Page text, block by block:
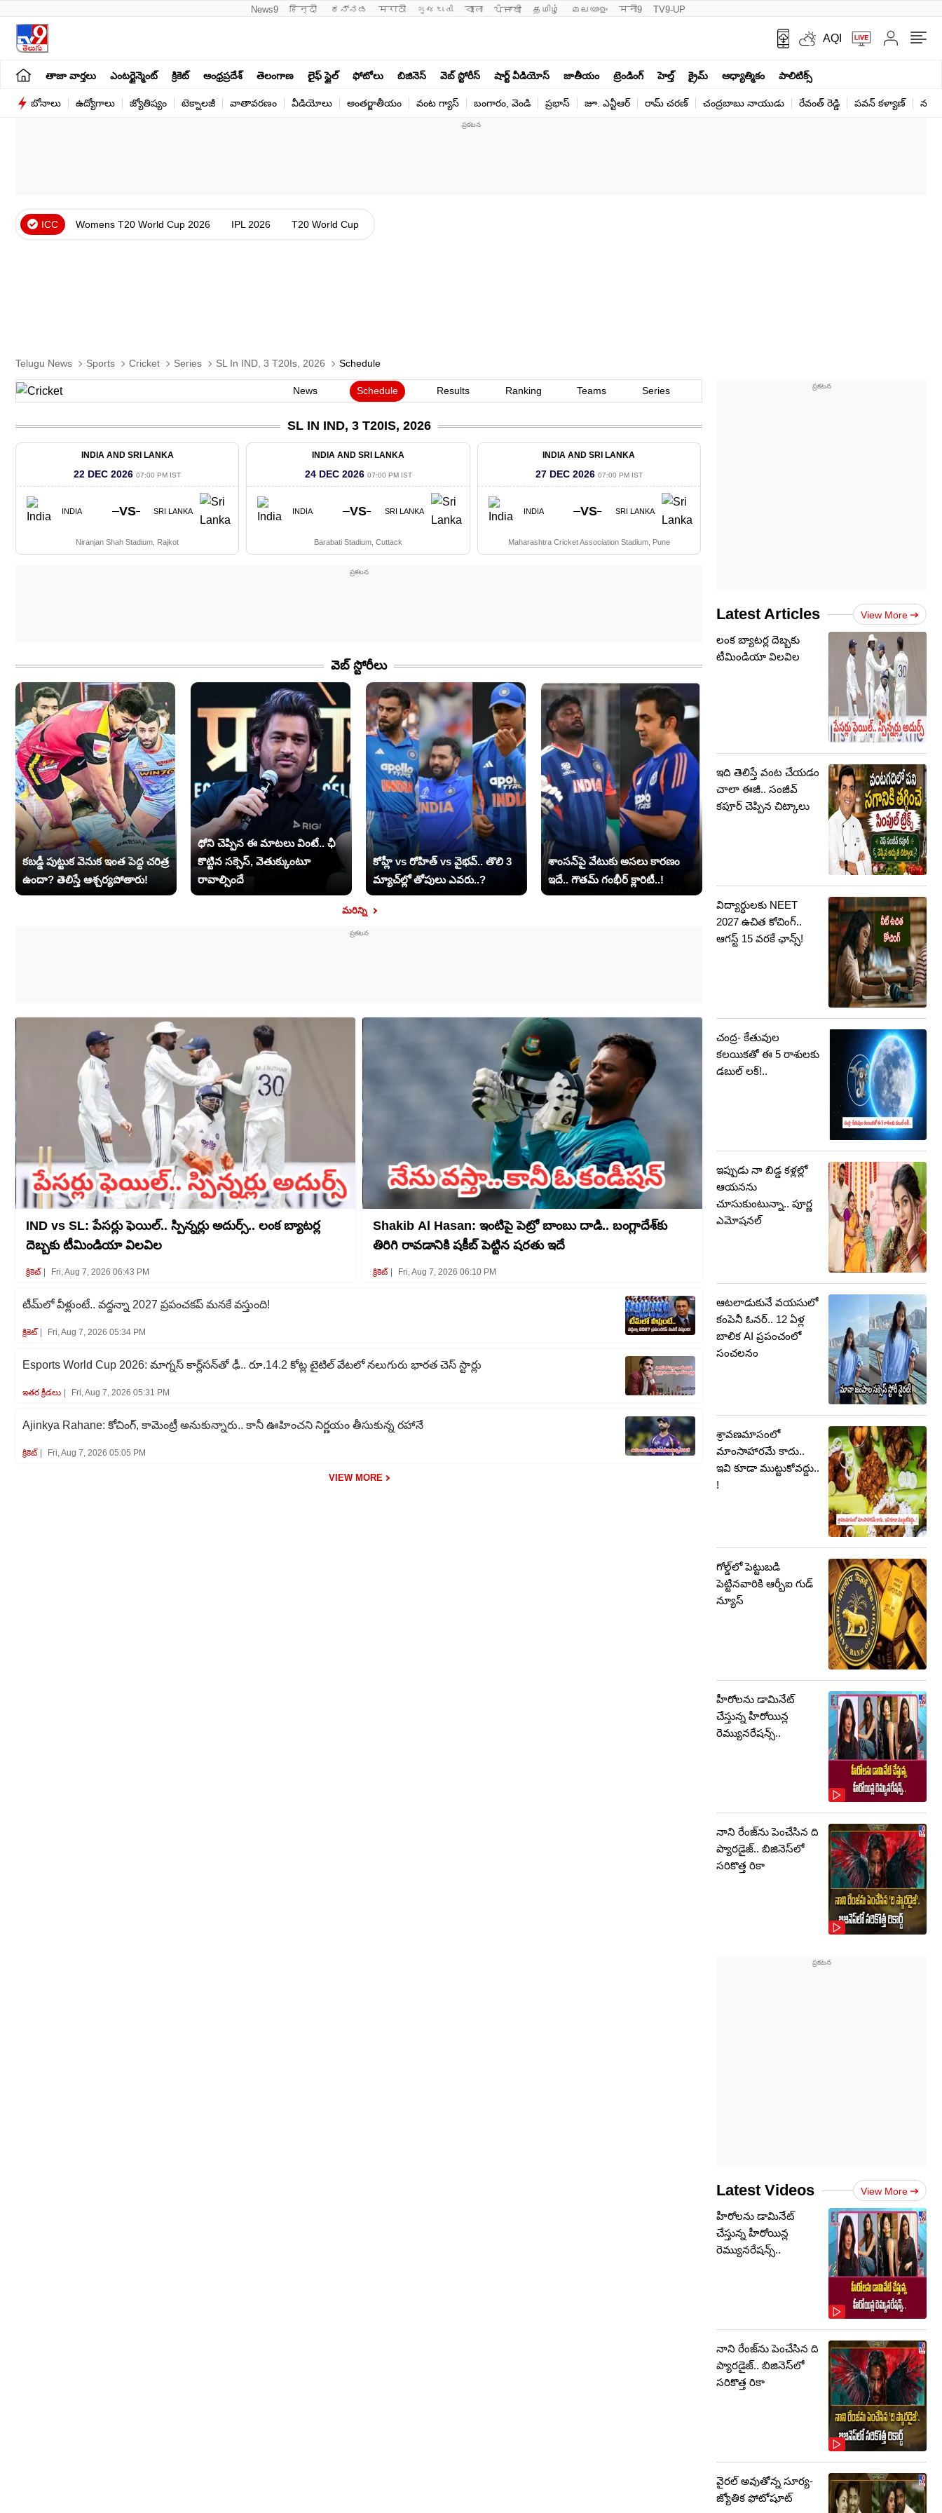
News9 हिन्दी ಕನ್ನಡ मराठी ગુજરાતી বাংলা ਪੰਜਾਬੀ தமிழ் മലയാളം मनी9 TV9-UP
AQI
తాజా వార్తలు ఎంటర్టైన్మెంట్ క్రికెట్ ఆంధ్రప్రదేశ్ తెలంగాణ లైఫ్ స్టైల్ ఫోటోలు బిజినెస్ వెబ్ స్టోరీస్ షార్ట్ వీడియోస్ జాతీయం ట్రెండింగ్ హెల్త్‌ క్రైమ్ ఆధ్యాత్మికం పాలిటిక్స్‌
బోనాలు ఉద్యోగాలు జ్యోతిష్యం టెక్నాలజీ వాతావరణం వీడియోలు అంతర్జాతీయం వంట గ్యాస్ బంగారం, వెండి ప్రభాస్ జూ. ఎన్టీఆర్ రామ్ చ‌ర‌ణ్‌ చంద్రబాబు నాయుడు రేవంత్ రెడ్డి పవన్ కళ్యాణ్
ICC Womens T20 World Cup 2026 IPL 2026 T20 World Cup
Telugu News Sports Cricket Series SL In IND, 3 T20Is, 2026 Schedule
News Schedule Results Ranking Teams Series
SL IN IND, 3 T20IS, 2026
INDIA AND SRI LANKA
22 DEC 202607:00 PM IST
INDIA VS SRI LANKA
Niranjan Shah Stadium, Rajkot
INDIA AND SRI LANKA
24 DEC 2026 07:00 PM IST
INDIA VS SRI LANKA
Barabati Stadium, Cuttack
INDIA AND SRI LANKA
27 DEC 2026 07:00 PM IST
INDIA VS SRI LANKA
Maharashtra Cricket Association Stadium, Pune
వెబ్ స్టోరీలు​
కబడ్డీ పుట్టుక వెనుక ఇంత పెద్ద చరిత్ర
ఉందా? తెలిస్తే ఆశ్చర్యపోతారు!
ధోని చెప్పిన ఈ మాటలు వింటే.. ఛీ
కొట్టిన సక్సెస్, వెతుక్కుంటూ
రావాల్సిందే
కోహ్లీ vs రోహిత్ vs వైభవ్.. తొలి 3
మ్యాచ్‌ల్లో తోపులు ఎవరు..?
శాంసన్‌పై వేటుకు అసలు కారణం
ఇదే.. గౌతమ్ గంభీర్ క్లారిటీ..!
మరిన్ని
IND vs SL: పేసర్లు ఫెయిల్.. స్పిన్నర్లు అదుర్స్.. లంక బ్యాటర్ల
దెబ్బకు టీమిండియా విలవిల
క్రికెట్‌ Fri, Aug 7, 2026 06:43 PM
Shakib Al Hasan: ఇంటిపై పెట్రో బాంబు దాడి.. బంగ్లాదేశ్‌కు
తిరిగి రావడానికి షకీబ్ పెట్టిన షరతు ఇదే
క్రికెట్‌ Fri, Aug 7, 2026 06:10 PM
టీమ్‌లో వీళ్లుంటే.. వద్దన్నా 2027 ప్రపంచకప్‌ మనకే వస్తుంది!
క్రికెట్‌ Fri, Aug 7, 2026 05:34 PM
Esports World Cup 2026: మాగ్నస్ కార్ల్‌సన్‌తో ఢీ.. రూ.14.2 కోట్ల టైటిల్ వేటలో నలుగురు భారత చెస్ స్టార్లు
ఇతర క్రీడలు Fri, Aug 7, 2026 05:31 PM
Ajinkya Rahane: కోచింగ్, కామెంట్రీ అనుకున్నారు.. కానీ ఊహించని నిర్ణయం తీసుకున్న రహానే
క్రికెట్‌ Fri, Aug 7, 2026 05:05 PM
VIEW MORE
Latest Articles View More
లంక బ్యాటర్ల దెబ్బకు
టీమిండియా విలవిల
ఇది తెలిస్తే వంట చేయడం
చాలా ఈజీ.. సంజీవ్
కపూర్ చెప్పిన చిట్కాలు
విద్యార్ధులకు NEET
2027 ఉచిత కోచింగ్‌..
ఆగస్ట్ 15 వరకే ఛాన్స్!
చంద్ర- కేతువుల
కలయికతో ఈ 5 రాశులకు
డబుల్ లక్!..
ఇప్పుడు నా బిడ్డ కళ్లల్లో
ఆయనను
చూసుకుంటున్నా.. పూర్ణ
ఎమోషనల్
ఆటలాడుకునే వయసులో
కంపెనీ ఓనర్.. 12 ఏళ్ల
బాలిక AI ప్రపంచంలో
సంచలనం
శ్రావణమాసంలో
మాంసాహారమే కాదు..
ఇవి కూడా ముట్టుకోవద్దు..
!
గోల్డ్‌లో పెట్టుబడి
పెట్టినవారికి ఆర్బీఐ గుడ్
న్యూస్
హీరోలను డామినేట్
చేస్తున్న హీరోయిన్ల
రెమ్యునరేషన్స్..
నాని రేంజ్‌ను పెంచేసిన ది
ప్యారడైజ్.. బిజినెస్‌లో
సరికొత్త రికా
Latest Videos View More
హీరోలను డామినేట్
చేస్తున్న హీరోయిన్ల
రెమ్యునరేషన్స్..
నాని రేంజ్‌ను పెంచేసిన ది
ప్యారడైజ్.. బిజినెస్‌లో
సరికొత్త రికా
వైరల్ అవుతోన్న సూర్య-
జ్యోతిక ఫోటోషూట్